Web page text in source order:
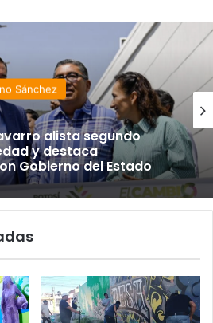
Sánchez
alista segundo
y destaca
Gobierno del Estado